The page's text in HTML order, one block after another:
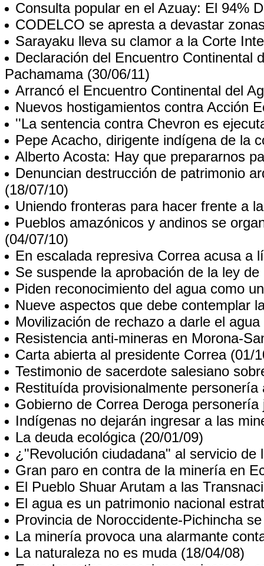
Consulta popular en el Azuay: El 94%
CODELCO se apresta a devastar
Sarayaku lleva su clamor a la Corte
Declaración del Encuentro Continental
Pachamama(30/06/11)
Arrancó el Encuentro Continental del
Nuevos hostigamientos contra Acción
''La sentencia contra Chevron es
Pepe Acacho, dirigente indígena de la
Alberto Acosta: Hay que prepararnos
Denuncian destrucción de patrimonio
(18/07/10)
Uniendo fronteras para hacer frente a
Pueblos amazónicos y andinos se
(04/07/10)
En escalada represiva Correa acusa a
Se suspende la aprobación de la ley de
Piden reconocimiento del agua como
Nueve aspectos que debe contemplar
Movilización de rechazo a darle el
Resistencia anti-mineras en Morona-
Carta abierta al presidente Correa(01/
Testimonio de sacerdote salesiano
Restituída provisionalmente personería
Gobierno de Correa Deroga
Indígenas no dejarán ingresar a las
La deuda ecológica(20/01/09)
¿"Revolución ciudadana" al servicio de
Gran paro en contra de la minería en
El Pueblo Shuar Arutam a las
El agua es un patrimonio nacional
Provincia de Noroccidente-Pichincha
La minería provoca una alarmante
La naturaleza no es muda (18/04/08)